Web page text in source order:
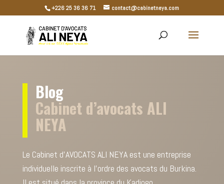
+226 25 36 36 71 contact@cabinetneya.com
Blog
Cabinet d’avocats ALI
NEYA
Le Cabinet d’AVOCATS ALI NEYA est une entreprise
individuelle inscrite à l’ordre des avocats du Burkina.